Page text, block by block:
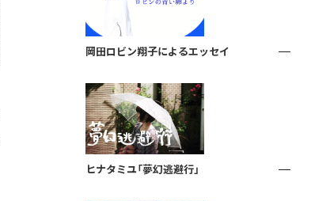
岡田ロビン翔子によるエッセイ
ヒナタミユ「夢幻逃避行」